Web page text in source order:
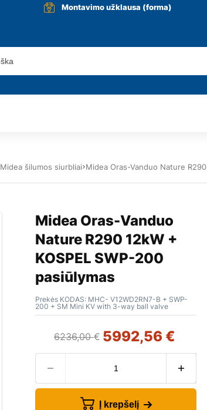
Montavimo užklausa (forma)
Midea šilumos siurbliai Midea Oras-Vanduo Nature
Midea Oras-Vanduo
Nature R290 12kW +
KOSPEL SWP-200
pasiūlymas
Prekės KODAS: MHC- V12WD2RN7-B + SWP-
200 + SM Mini KV with 3-way ball valve
6236,00€ 5992,56 €
Į krepšelį